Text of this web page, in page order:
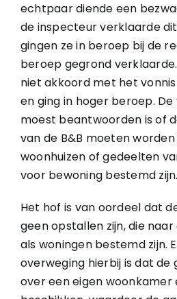
echtpaar diende een
de inspecteur verklaarde
gingen ze in beroep bij de
beroep gegrond
niet akkoord met het
en ging in hoger beroep.
moest beantwoorden is of
van de B&B moeten
woonhuizen of gedeelten
voor bewoning bestemd zijn.
Het hof is van oordeel dat
geen opstallen zijn, die
als woningen bestemd zijn.
overweging hierbij is dat de
over een eigen woonkamer